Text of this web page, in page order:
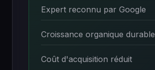
Expert reconnu par Google
Croissance organique durable
Coût d'acquisition réduit